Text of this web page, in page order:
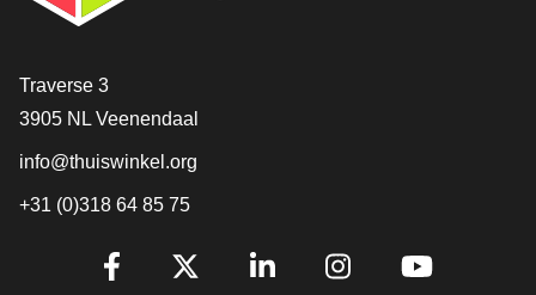
[_General:Contact]
Traverse 3
3905 NL Veenendaal
info@thuiswinkel.org
+31 (0)318 64 85 75
[_General:SocialMediaTitle]